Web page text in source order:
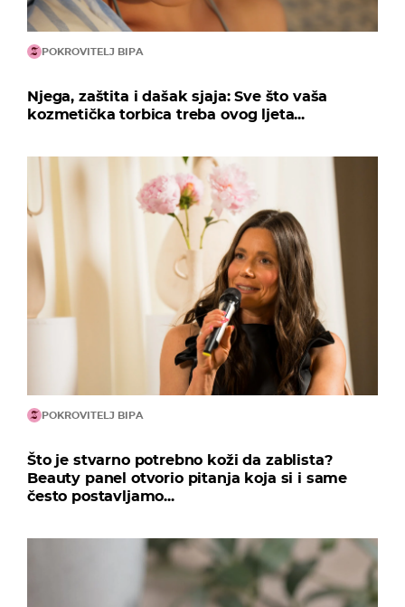
POKROVITELJ BIPA
Njega, zaštita i dašak sjaja: Sve što vaša
kozmetička torbica treba ovog ljeta...
POKROVITELJ BIPA
Što je stvarno potrebno koži da zablista?
Beauty panel otvorio pitanja koja si i same
često postavljamo...